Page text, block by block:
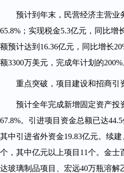
预计到年末，民营经济主营业
65.8%；实现税金5.3亿元，同比增
额预计达到16.36亿元，同比增长
额3300万美元，完成年计划的200%
重点突破，项目建设和招商引
预计全年完成新增固定资产投
67.8%。引进项目资金总额已达
其中引进省外资金19.83亿元。续
个，其中亿元以上项目11个。金士
达玻璃制品项目、宏远40万瓶溶解